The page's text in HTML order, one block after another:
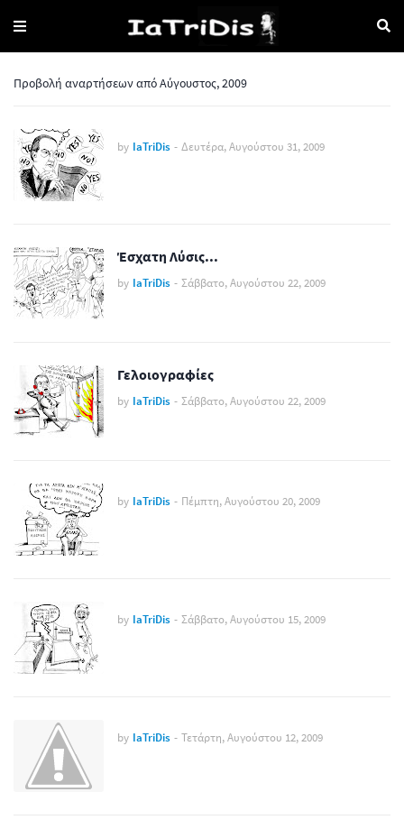
Προβολή αναρτήσεων από Αύγουστος, 2009
by IaTriDis - Δευτέρα, Αυγούστου 31, 2009
Έσχατη Λύσις...
by IaTriDis - Σάββατο, Αυγούστου 22, 2009
Γελοιογραφίες
by IaTriDis - Σάββατο, Αυγούστου 22, 2009
by IaTriDis - Πέμπτη, Αυγούστου 20, 2009
by IaTriDis - Σάββατο, Αυγούστου 15, 2009
by IaTriDis - Τετάρτη, Αυγούστου 12, 2009